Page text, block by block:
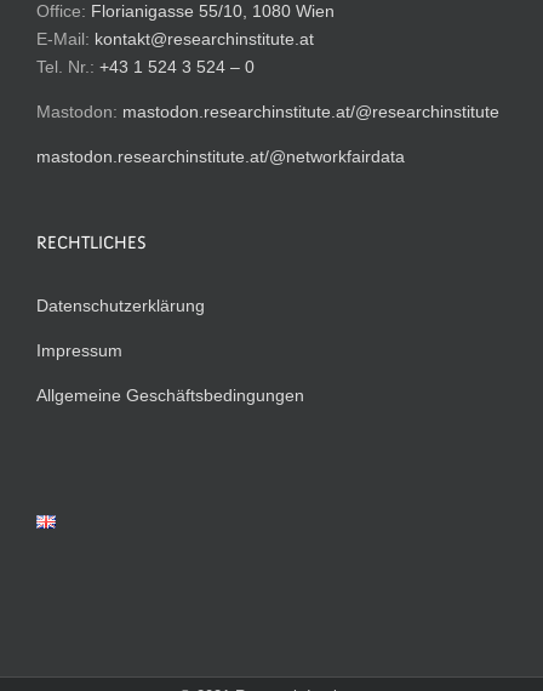
Office: Florianigasse 55/10, 1080 Wien
E-Mail: kontakt@researchinstitute.at
Tel. Nr.: +43 1 524 3 524 – 0
Mastodon: mastodon.researchinstitute.at/@researchinstitute
mastodon.researchinstitute.at/@networkfairdata
RECHTLICHES
Datenschutzerklärung
Impressum
Allgemeine Geschäftsbedingungen